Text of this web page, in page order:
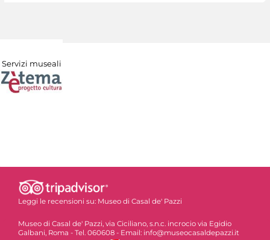
Servizi museali
Leggi le recensioni su: Museo di Casal de' Pazzi
Museo di Casal de' Pazzi, via Ciciliano, s.n.c. incrocio via Egidio
Galbani, Roma - Tel. 060608 - Email: info@museocasaldepazzi.it